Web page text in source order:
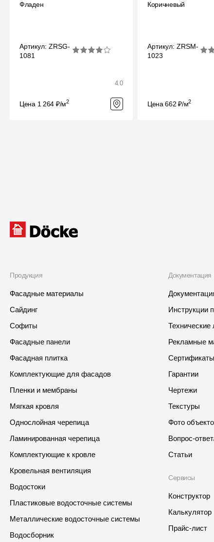
Фладен
Артикул: ZRSG-
1081
4.0
Цена 1 264 ₽/м2
Коричневый
Артикул: ZRSM-
1023
Цена 662 ₽/м2
Продукция
Фасадные материалы
Сайдинг
Софиты
Фасадные панели
Фасадная плитка
Комплектующие для фасадов
Пленки и мембраны
Мягкая кровля
Однослойная черепица
Ламинированная черепица
Комплектующие к кровле
Кровельная вентиляция
Водостоки
Пластиковые водосточные системы
Металлические водосточные системы
Водосборник
Документация
Инструкции
Технические
Рекламные
Сертификаты
Гарантии
Чертежи
Текстуры
Фото
Вопрос-
Статьи
Сервисы
Конструктор
Калькулятор
Прайс-лист